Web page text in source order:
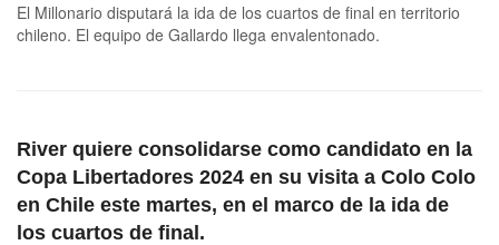
El Millonario disputará la ida de los cuartos de final en territorio
chileno. El equipo de Gallardo llega envalentonado.
River quiere consolidarse como candidato en la
Copa Libertadores 2024 en su visita a Colo Colo
en Chile este martes, en el marco de la ida de
los cuartos de final.